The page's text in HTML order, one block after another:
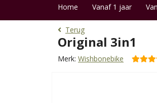
Home Vanaf 1 jaar
Terug
Original 3in1
Merk: Wishbonebike